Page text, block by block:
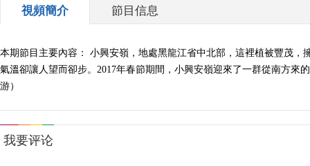
視頻簡介 節目信息
本期節目主要內容： 小興安嶺，地處黑龍江省中北部，這裡植被豐茂
氣溫卻讓人望而卻步。2017年春節期間，小興安嶺迎來了一群從南方來
游）